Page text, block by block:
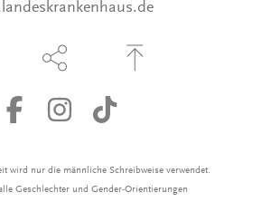
wird nur die männliche Schreibweise verwendet.
Geschlechter und Gender-Orientierungen